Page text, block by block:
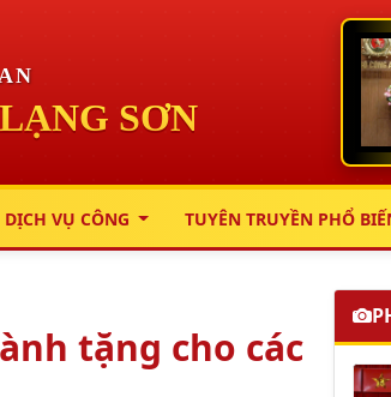
SƠN
DỊCH VỤ CÔNG TUYÊN TRUYỀN PHỔ
tặng cho các